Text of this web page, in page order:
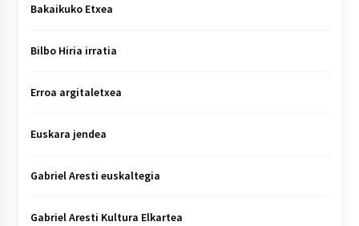
Bakaikuko Etxea
Bilbo Hiria irratia
Erroa argitaletxea
Euskara jendea
Gabriel Aresti euskaltegia
Gabriel Aresti Kultura Elkartea